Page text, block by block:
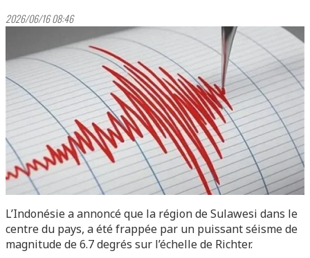
2026/06/16 08:46
L’Indonésie a annoncé que la région de Sulawesi dans le
centre du pays, a été frappée par un puissant séisme de
magnitude de 6.7 degrés sur l’échelle de Richter.